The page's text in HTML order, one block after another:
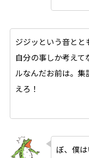
ジジッという音とと
自分の事しか考え
ルなんだお前は。
えろ！
ぼ、僕